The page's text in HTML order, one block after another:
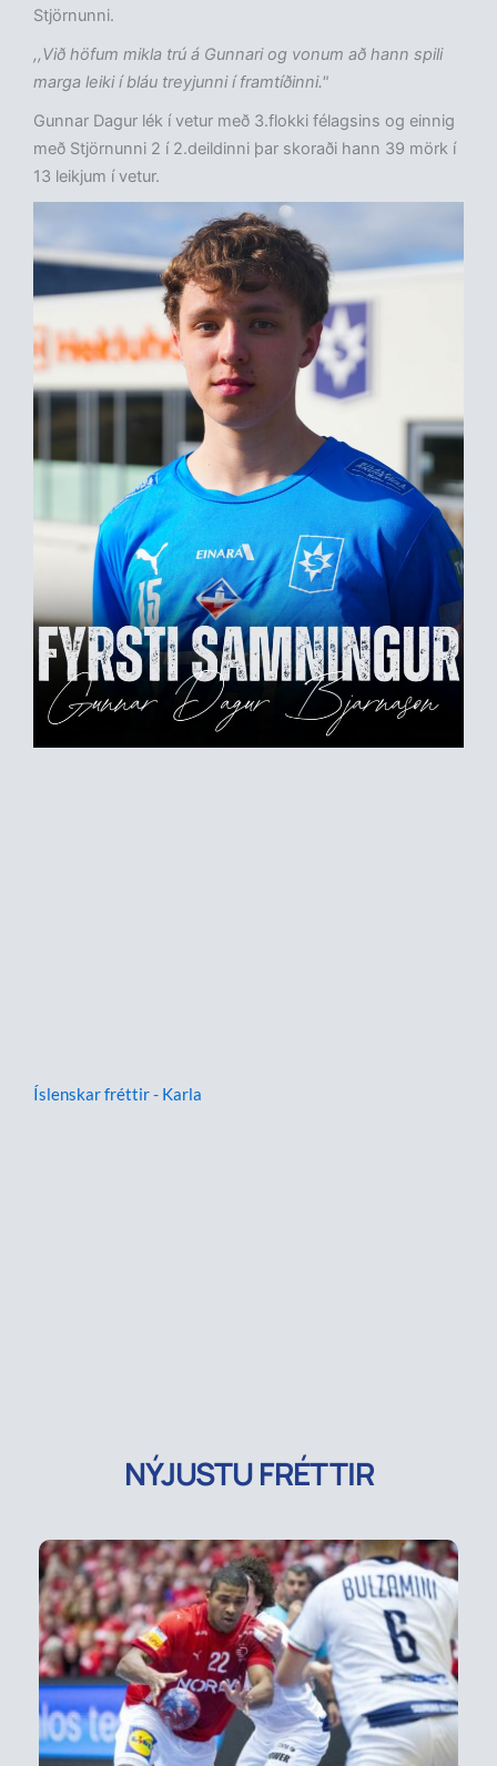
Stjörnunni.
,,Við höfum mikla trú á Gunnari og vonum að hann spili
marga leiki í bláu treyjunni í framtíðinni."
Gunnar Dagur lék í vetur með 3.flokki félagsins og einnig
með Stjörnunni 2 í 2.deildinni þar skoraði hann 39 mörk í
13 leikjum í vetur.
Íslenskar fréttir - Karla
NÝJUSTU FRÉTTIR